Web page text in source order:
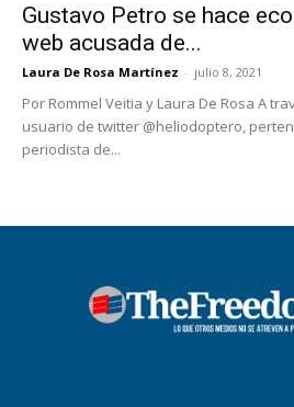
Gustavo Petro se hace
web acusada de...
Laura De Rosa Martínez - julio 8, 2021
Por Rommel Veitia y Laura De Rosa A
usuario de twitter @heliodoptero,
periodista de...